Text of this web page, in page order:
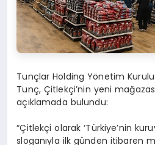
Tunçlar Holding Yönetim Kurulu
Tunç, Çitlekçi’nin yeni
açıklamada bulundu:
“Çitlekçi olarak ‘Türkiye’nin
sloganıyla ilk günden itibaren